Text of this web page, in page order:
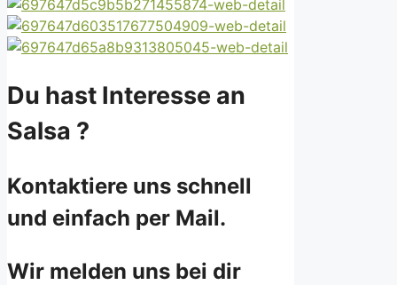
Du hast Interesse an
Salsa ?
Kontaktiere uns schnell
und einfach per Mail.
Wir melden uns bei dir